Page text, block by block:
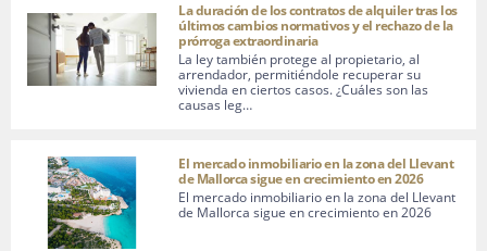
La duración de los contratos de alquiler tras los
últimos cambios normativos y el rechazo de la
prórroga extraordinaria
La ley también protege al propietario, al
arrendador, permitiéndole recuperar su
vivienda en ciertos casos. ¿Cuáles son las
causas leg…
El mercado inmobiliario en la zona del Llevant
de Mallorca sigue en crecimiento en 2026
El mercado inmobiliario en la zona del Llevant
de Mallorca sigue en crecimiento en 2026